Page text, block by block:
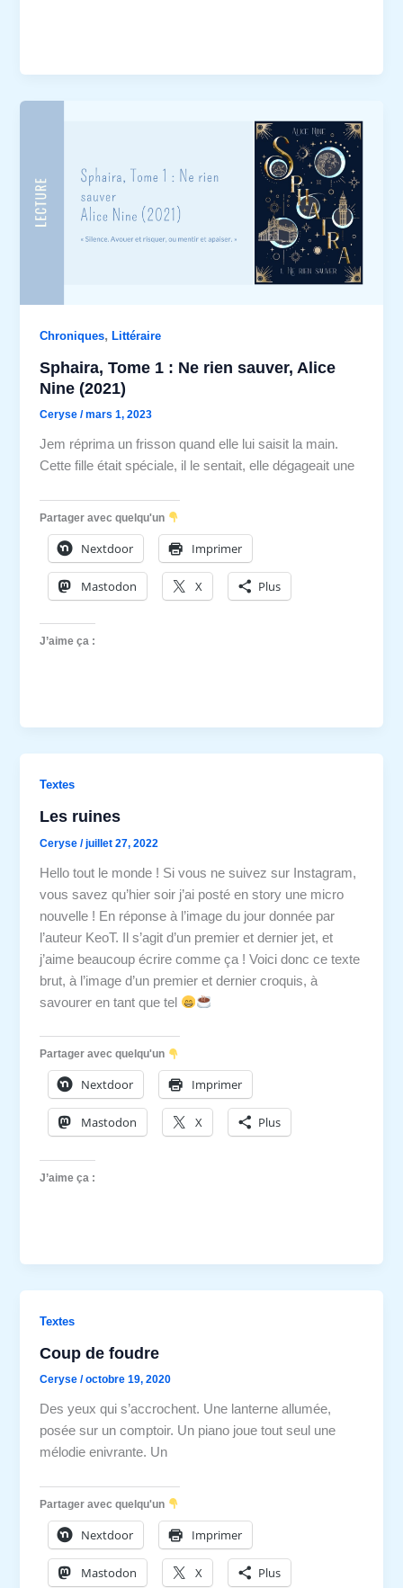
Chroniques,Littéraire
Sphaira, Tome 1 : Ne rien sauver, Alice
Nine (2021)
Ceryse/mars 1, 2023
Jem réprima un frisson quand elle lui saisit la main.
Cette fille était spéciale, il le sentait, elle dégageait une
Partager avec quelqu'un
Nextdoor Imprimer
Mastodon X Plus
J’aime ça :
Textes
Les ruines
Ceryse/juillet 27, 2022
Hello tout le monde ! Si vous ne suivez sur Instagram,
vous savez qu’hier soir j’ai posté en story une micro
nouvelle ! En réponse à l’image du jour donnée par
l’auteur KeoT. Il s’agit d’un premier et dernier jet, et
j’aime beaucoup écrire comme ça ! Voici donc ce texte
brut, à l’image d’un premier et dernier croquis, à
savourer en tant que tel
Partager avec quelqu'un
Nextdoor Imprimer
Mastodon X Plus
J’aime ça :
Textes
Coup de foudre
Ceryse/octobre 19, 2020
Des yeux qui s’accrochent. Une lanterne allumée,
posée sur un comptoir. Un piano joue tout seul une
mélodie enivrante. Un
Partager avec quelqu'un
Nextdoor Imprimer
Mastodon X Plus